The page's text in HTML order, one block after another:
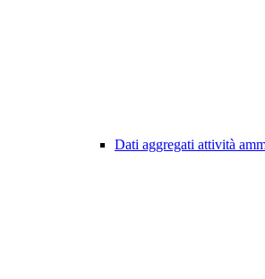
Dati aggregati attività